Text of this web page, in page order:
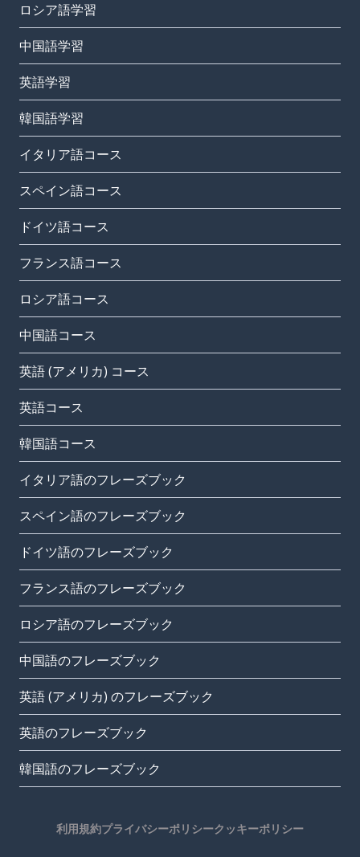
ロシア語学習
中国語学習
英語学習
韓国語学習
イタリア語コース
スペイン語コース
ドイツ語コース
フランス語コース
ロシア語コース
中国語コース
英語 (アメリカ) コース
英語コース
韓国語コース
イタリア語のフレーズブック
スペイン語のフレーズブック
ドイツ語のフレーズブック
フランス語のフレーズブック
ロシア語のフレーズブック
中国語のフレーズブック
英語 (アメリカ) のフレーズブック
英語のフレーズブック
韓国語のフレーズブック
利用規約プライバシーポリシークッキーポリシー